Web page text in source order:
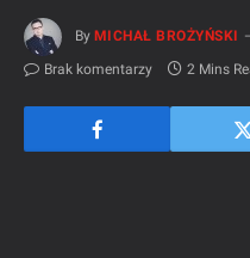
By MICHAŁ BROŻYŃSKI
Brak komentarzy
2 Mins